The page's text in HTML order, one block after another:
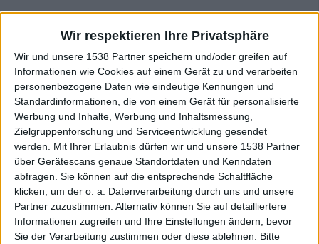
Wir respektieren Ihre Privatsphäre
Wir und unsere 1538 Partner speichern und/oder greifen auf
Informationen wie Cookies auf einem Gerät zu und verarbeiten
personenbezogene Daten wie eindeutige Kennungen und
Standardinformationen, die von einem Gerät für personalisierte
Werbung und Inhalte, Werbung und Inhaltsmessung,
Zielgruppenforschung und Serviceentwicklung gesendet
werden.
Mit Ihrer Erlaubnis dürfen wir und unsere 1538 Partner
über Gerätescans genaue Standortdaten und Kenndaten
abfragen. Sie können auf die entsprechende Schaltfläche
klicken, um der o. a. Datenverarbeitung durch uns und unsere
Partner zuzustimmen. Alternativ können Sie auf detailliertere
Informationen zugreifen und Ihre Einstellungen ändern, bevor
Sie der Verarbeitung zustimmen oder diese ablehnen.
Bitte
6/10
Review
Rancid
...Honor Is All We Know
7/10
Review
Rancid
Let The Dominoes Fall